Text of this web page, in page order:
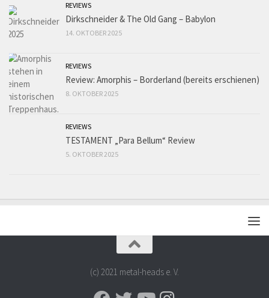
REVIEWS
Dirkschneider & The Old Gang – Babylon
14. OKTOBER 2025
REVIEWS
Review: Amorphis – Borderland (bereits erschienen)
8. OKTOBER 2025
REVIEWS
TESTAMENT „Para Bellum“ Review
5. OKTOBER 2025
(c) 2021 metal-heads e. V.